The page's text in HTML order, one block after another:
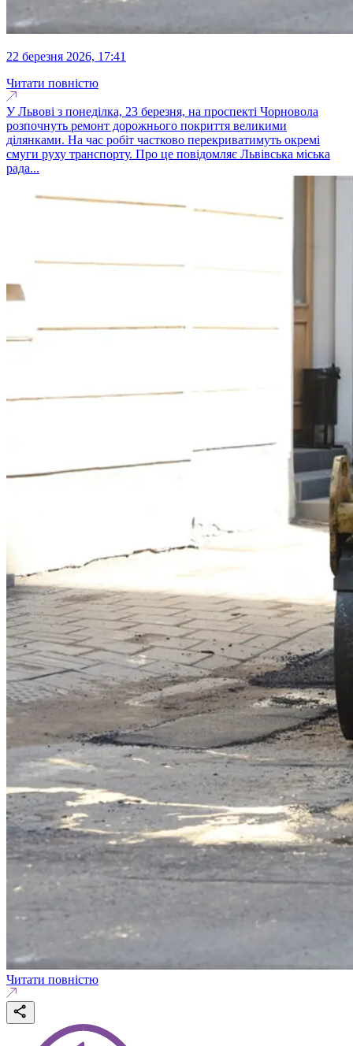
22 березня 2026, 17:41
Читати повністю
У Львові з понеділка, 23 березня, на проспекті Чорновола
розпочнуть ремонт дорожнього покриття великими
ділянками. На час робіт частково перекриватимуть окремі
смуги руху транспорту. Про це повідомляє Львівська міська
рада...
Читати повністю